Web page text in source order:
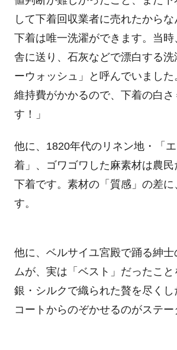
して下着回収業者に売れたからな
下着は唯一洗濯ができます。当時
舎に送り、石灰などで漂白する洗
ーウォッシュ」と呼んでいまし
維持費がかかるので、下着の白
す！」
他に、 1820年代のリネン地・「
着」、ゴワゴワした麻素材は農民
下着です。素材の「質感」の差に
す。
他に、ベルサイユ宮殿で踊る紳
ムが、実は「ベスト」だったこと
銀・シルクで織られた贅を尽くし
コートからのぞかせるのがステー